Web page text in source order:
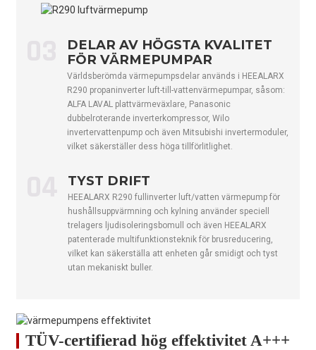
DELAR AV HÖGSTA KVALITET
FÖR VÄRMEPUMPAR
Världsberömda värmepumpsdelar används i HEEALARX
R290 propaninverter luft-till-vattenvärmepumpar, såsom:
ALFA LAVAL plattvärmeväxlare, Panasonic
dubbelroterande inverterkompressor, Wilo
invertervattenpump och även Mitsubishi invertermoduler,
vilket säkerställer dess höga tillförlitlighet.
TYST DRIFT
HEEALARX R290 fullinverter luft/vatten värmepump för
hushållsuppvärmning och kylning använder speciell
trelagers ljudisoleringsbomull och även HEEALARX
patenterade multifunktionsteknik för brusreducering,
vilket kan säkerställa att enheten går smidigt och tyst
utan mekaniskt buller.
TÜV-certifierad hög effektivitet A+++
Vattensidans värmeväxlare, märke
Fläktmotortyp
/
DC Mode
Fläktmängd
1
Vattenanslutning
tum G1"
Cirkulationspump stämpla
/ AWMT
Enhetsmått (L/B/H)
mm 1167×407×795
Fraktmått (L/B/H)
mm 1300×485×930
Netto-/bruttovikt
kg 95/110